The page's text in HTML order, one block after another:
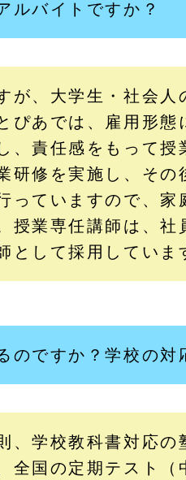
ルバイトですか？
が、大学生・社会人
ぴあでは、雇用形
、責任感をもって
研修を実施し、そ
っていますので、
授業専任講師は、
として採用していま
のですか？学校の対
、学校教科書対応
全国の定期テスト